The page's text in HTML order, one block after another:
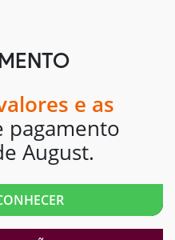
e as
pagamento
August.